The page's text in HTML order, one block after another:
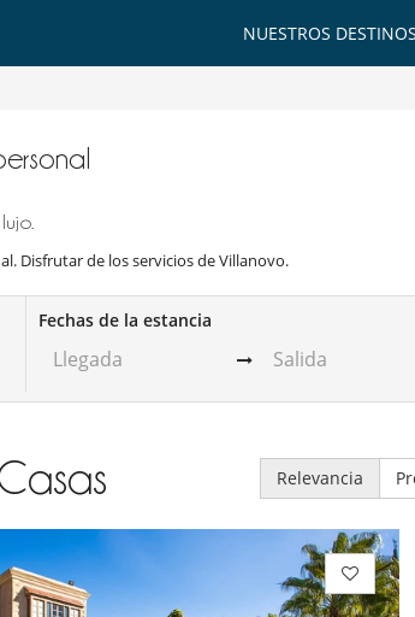
NUESTROS DESTINOS
Disfrutar de los servicios de Villanovo.
Fechas de la estancia
Relevancia